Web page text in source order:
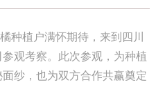
种植户满怀期待，来到四川
观考察。此次参观，为种植
纱，也为双方合作共赢奠定